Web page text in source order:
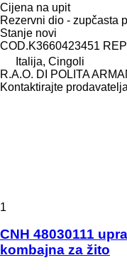
Cijena na upit
Rezervni dio - zupčasta
Stanje novi
COD.K3660423451
Italija, Cingoli
R.A.O. DI POLITA
Kontaktirajte prodavatelja
1
CNH 48030111
kombajna za žito